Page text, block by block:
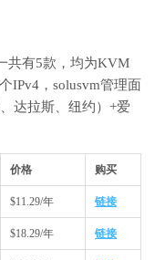
共有5款，均为KVM
IPv4，solusvm管理面
达拉斯、纽约）+爱
价格 购买
$11.29/年 链接
$18.29/年 链接